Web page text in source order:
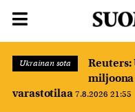
Ukrainan sota
varastotilaa 7.8.2026 21:55